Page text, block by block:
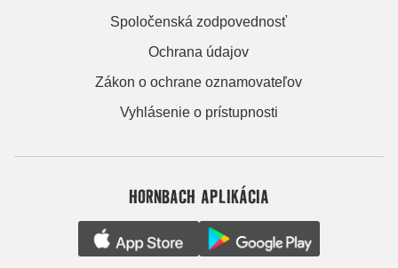
Spoločenská zodpovednosť
Ochrana údajov
Zákon o ochrane oznamovateľov
Vyhlásenie o prístupnosti
HORNBACH APLIKÁCIA